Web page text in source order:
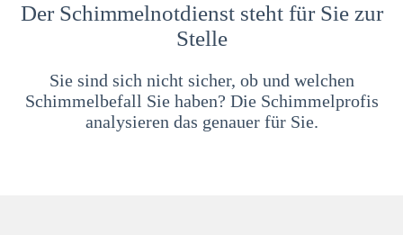
Der Schimmelnotdienst steht für Sie zur
Stelle
Sie sind sich nicht sicher, ob und welchen
Schimmelbefall Sie haben? Die Schimmelprofis
analysieren das genauer für Sie.